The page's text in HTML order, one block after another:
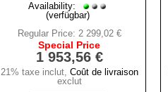
Availability:
(verfügbar)
Regular Price: 2 299,02 €
Special Price
1 953,56 €
21% taxe inclut, Coût de livraison
exclut